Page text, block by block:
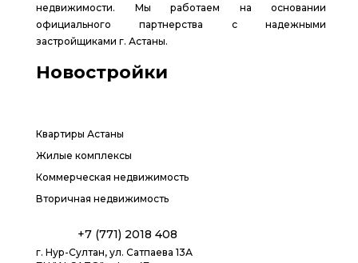
недвижимости. Мы работаем на основании
официального партнерства с надежными
застройщиками г. Астаны.
Новостройки
Квартиры Астаны
Жилые комплексы
Коммерческая недвижимость
Вторичная недвижимость
+7 (771) 2018 408
г. Нур-Султан, ул. Сатпаева 13А